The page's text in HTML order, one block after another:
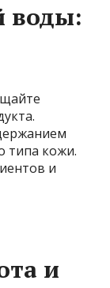
воды:
типа кожи.
и
и